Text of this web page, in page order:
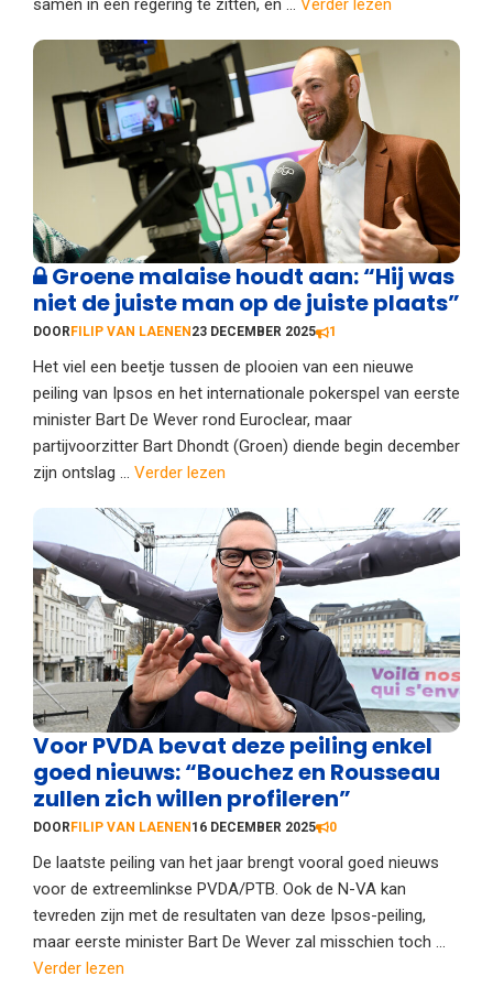
samen in een regering te zitten, en ... Verder lezen
Groene malaise houdt aan: “Hij was
niet de juiste man op de juiste plaats”
DOOR FILIP VAN LAENEN 23 DECEMBER 2025 1
Het viel een beetje tussen de plooien van een nieuwe
peiling van Ipsos en het internationale pokerspel van eerste
minister Bart De Wever rond Euroclear, maar
partijvoorzitter Bart Dhondt (Groen) diende begin december
zijn ontslag ... Verder lezen
Voor PVDA bevat deze peiling enkel
goed nieuws: “Bouchez en Rousseau
zullen zich willen profileren”
DOORFILIP VAN LAENEN16 DECEMBER 2025 0
De laatste peiling van het jaar brengt vooral goed nieuws
voor de extreemlinkse PVDA/PTB. Ook de N-VA kan
tevreden zijn met de resultaten van deze Ipsos-peiling,
maar eerste minister Bart De Wever zal misschien toch ...
Verder lezen